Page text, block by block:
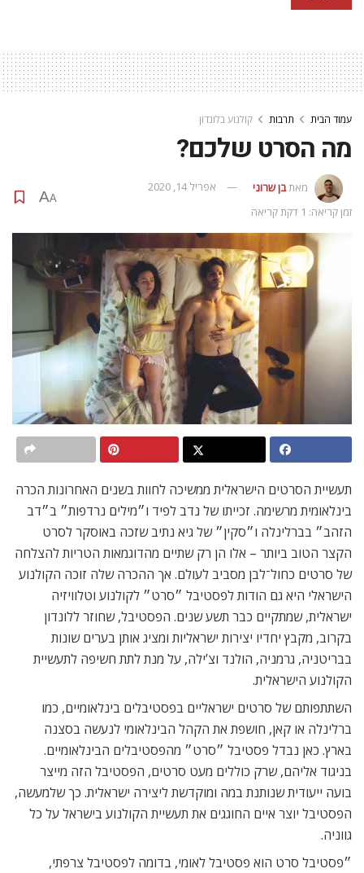
עמוד הבית תרבות קולנוע בלונדון
מה הסרט שלכם?
מאת בן שרוני
אפריל 14, 2020
זמן קריאה: 1 דקת קריאה
A
A
תעשיית הסרטים הישראלית ממשיכה לחוות בשנים האחרונות הכרה
בינלאומית מרשימה. זכייתו של נדב לפיד ו״מילים נרדפות״ ב״דב
הזהב״ בברלינלה ו״סקין״ של גיא נתיב שזכה באוסקר לסרט
הקצר הטוב ביותר – אלו הן רק שתיים מהדוגמאות הטריות להצלחה
של סרטים כחול־לבן מסביב לעולם. אך ההכרה שלה זוכה הקולנוע
הישראלי היא גם הודות לפסטיבל ״סרט״ לקולנוע וטלוויזיה
ישראלית, שמתקיים כבר תשע שנים. הפסטיבל, שחוזר ללונדון
בקרוב, מקבץ יחדיו יצירות ישראליות ומציג אותן בערים שונות
בבריטניה, גרמניה, הולנד וצ’ילה, על מנת לתת חשיפה לתעשיית
הקולנוע הישראלית.
השתתפותם של סרטים ישראליים בפסטיבלים בינלאומיים, כמו
ברלינלה או קאן, חושפת את הקהל הבינלאומי לנעשה בסצנה
בארץ. כאן נבדל פסטיבל ״סרט״ מהפסטיבלים הבינלאומיים.
בניגוד אליהם, שרק כוללים מעט סרטים, הפסטיבל הזה מייצר
בועה ייעודית שנותנת במה ומוקדשת ליצירה ישראלית. כך שלמעשה,
הפסטיבל יוצר איים החוגגים את תעשיית הקולנוע בישראל על כל
גווניה.
״פסטיבל סרט הוא פסטיבל לאומי, בדומה לפסטיבל צרפתי,